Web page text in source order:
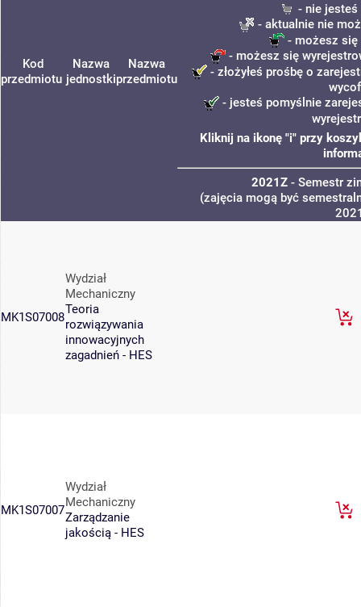
Kod
przedmiotu
Nazwa
jednostki
Nazwa
przedmiotu
- nie
- aktualnie nie
- możesz się
- możesz się
- złożyłeś prośbę o
- jesteś pomyślnie
Kliknij na ikonę "i" przy
2021Z - Semestr
(zajęcia mogą być
MK1S07008
Wydział
Mechaniczny
Teoria
rozwiązywania
innowacyjnych
zagadnień - HES
MK1S07007
Wydział
Mechaniczny
Zarządzanie
jakością - HES